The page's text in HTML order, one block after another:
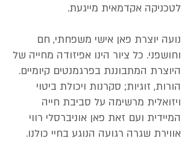
לטכניקה אקדמאית מייגעת.
נועה יוצרת פאן אישי משפחתי, חם
וחושפני. כל ציור הינו אפיזודה מחייה של
היוצרת המתבוננת בפרגמנטים קיומיים.
הורות, זוגיות; סקרנות ויכולת ביטוי
ויזואלית מרשימה על סביבת חייה
המיידית ועם זאת פאן אוניברסלי רווי
אווירת שגרה רגועה הנוגע בחיי כולנו.